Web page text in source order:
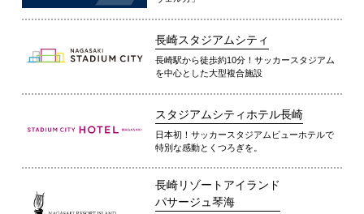
長崎スタジアムシティ
長崎駅から徒歩約10分！サッカースタジアム
を中心とした大型複合施設
スタジアムシティホテル長崎
日本初！サッカースタジアムビューホテルで
特別な感動とくつろぎを。
長崎リゾートアイランド
パサージュ琴海